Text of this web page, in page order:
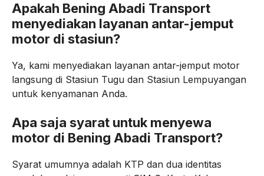
Apakah Bening Abadi Transport
menyediakan layanan antar-jemput
motor di stasiun?
Ya, kami menyediakan layanan antar-jemput motor
langsung di Stasiun Tugu dan Stasiun Lempuyangan
untuk kenyamanan Anda.
Apa saja syarat untuk menyewa
motor di Bening Abadi Transport?
Syarat umumnya adalah KTP dan dua identitas